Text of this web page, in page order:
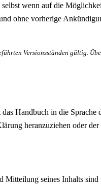
wenn auf die
ohne vorherige
Versionsständen gültig.
Handbuch in die Sprache
heranzuziehen oder
seines Inhalts